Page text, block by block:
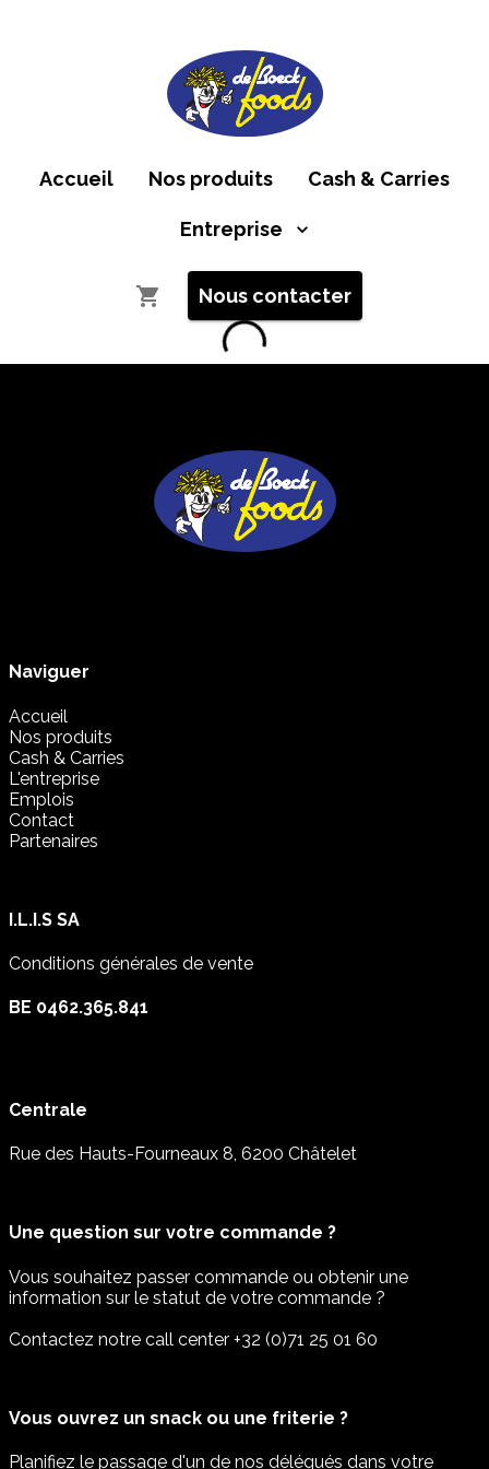
Accueil Nos produits Cash & Carries
Entreprise
Nous contacter
Naviguer
Accueil
Nos produits
Cash & Carries
L'entreprise
Emplois
Contact
Partenaires
I.L.I.S SA
Conditions générales de vente
BE 0462.365.841
Centrale
Rue des Hauts-Fourneaux 8, 6200 Châtelet
Une question sur votre commande ?
Vous souhaitez passer commande ou obtenir une
information sur le statut de votre commande ?
Contactez notre call center +32 (0)71 25 01 60
Vous ouvrez un snack ou une friterie ?
Planifiez le passage d'un de nos délégués dans votre